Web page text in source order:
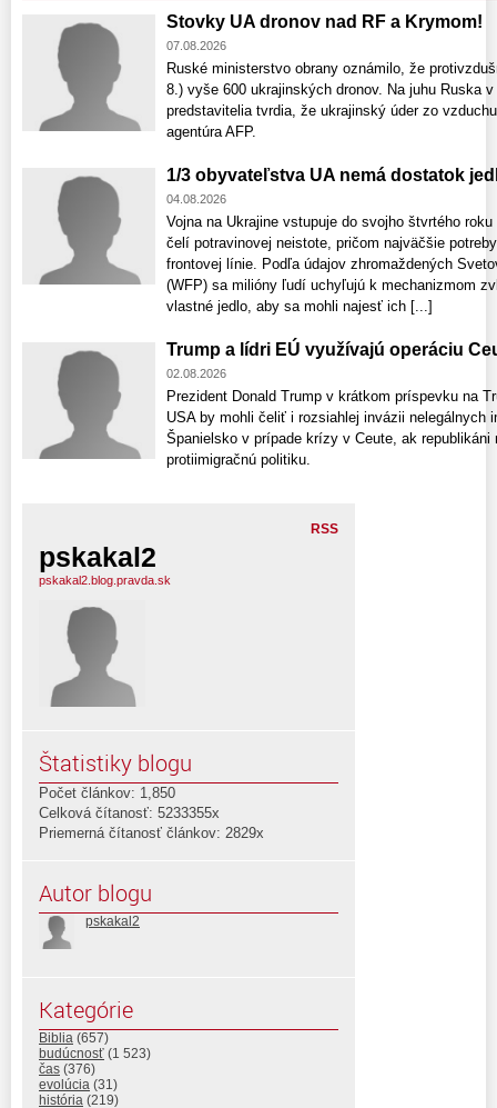
Stovky UA dronov nad RF a Krymom!
07.08.2026
Ruské ministerstvo obrany oznámilo, že
8.) vyše 600 ukrajinských dronov. Na juhu Ruska
predstavitelia tvrdia, že ukrajinský úder zo
agentúra AFP.
1/3 obyvateľstva UA nemá dostatok
04.08.2026
Vojna na Ukrajine vstupuje do svojho štvrtého
čelí potravinovej neistote, pričom najväčšie
frontovej línie. Podľa údajov zhromaždených
(WFP) sa milióny ľudí uchyľujú k mechanizmom
vlastné jedlo, aby sa mohli najesť ich [...]
Trump a lídri EÚ využívajú operáciu
02.08.2026
Prezident Donald Trump v krátkom príspevku na
USA by mohli čeliť i rozsiahlej invázii nelegálnych
Španielsko v prípade krízy v Ceute, ak republikáni
protiimigračnú politiku.
RSS
pskakal2
pskakal2.blog.pravda.sk
Štatistiky blogu
Počet článkov: 1,850
Celková čítanosť: 5233355x
Priemerná čítanosť článkov: 2829x
Autor blogu
pskakal2
Kategórie
Biblia (657)
budúcnosť (1 523)
čas (376)
evolúcia (31)
história (219)